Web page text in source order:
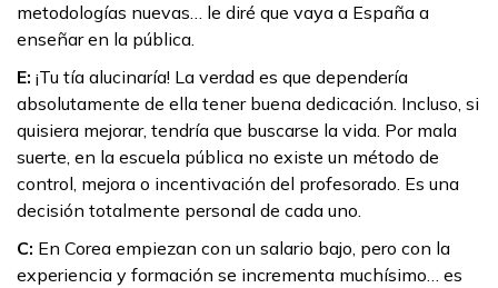
metodologías nuevas… le diré que vaya a España a
enseñar en la pública.
E: ¡Tu tía alucinaría! La verdad es que dependería
absolutamente de ella tener buena dedicación. Incluso, si
quisiera mejorar, tendría que buscarse la vida. Por mala
suerte, en la escuela pública no existe un método de
control, mejora o incentivación del profesorado. Es una
decisión totalmente personal de cada uno.
C: En Corea empiezan con un salario bajo, pero con la
experiencia y formación se incrementa muchísimo… es